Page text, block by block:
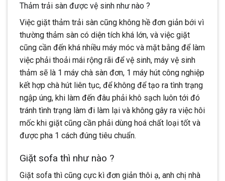
Thảm trải sàn được vệ sinh như nào ?
Việc giặt thảm trải sàn cũng không hề đơn giản bới vì
thường thảm sàn có diện tích khá lớn, và việc giặt
cũng cần đến khá nhiều máy móc và mặt bằng để làm
việc phải thoải mái rộng rãi để vệ sinh, máy vệ sinh
thảm sẽ là 1 máy chà sàn đơn, 1 máy hút công nghiệp
kết hợp chà hút liên tục, để không để tạo ra tình trạng
ngập úng, khi làm đến đâu phải khô sạch luôn tới đó
tránh tình trạng làm đi làm lại và không gây ra việc hôi
mốc khi giặt cũng cần phải dùng hoá chất loại tốt và
được pha 1 cách đúng tiêu chuẩn.
Giặt sofa thì như nào ?
Giặt sofa thì cũng cực kì đơn giản thôi ạ, anh chị nhà